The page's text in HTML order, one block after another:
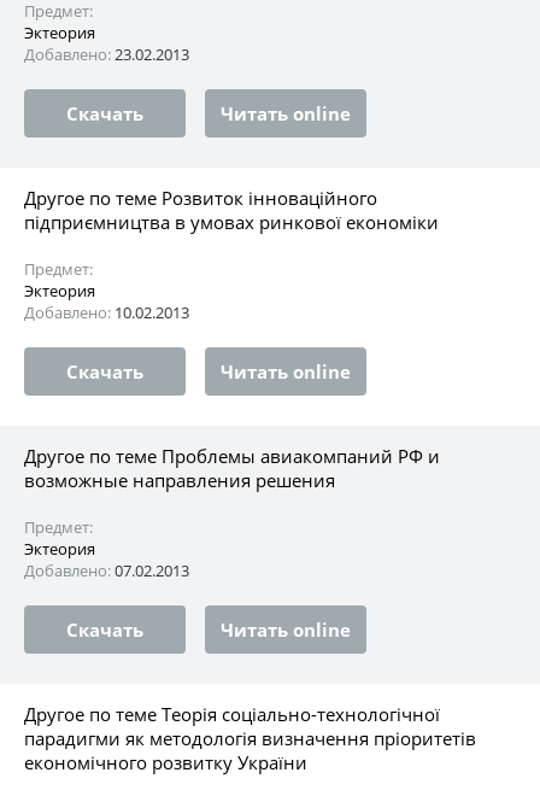
Предмет:
Эктеория
Добавлено:23.02.2013
Скачать Читать online
Другое по теме Розвиток інноваційного
підприємництва в умовах ринкової економіки
Предмет:
Эктеория
Добавлено: 10.02.2013
Скачать Читать online
Другое по теме Проблемы авиакомпаний РФ и
возможные направления решения
Предмет:
Эктеория
Добавлено:07.02.2013
Скачать Читать online
Другое по теме Теорія соціально-технологічної
парадигми як методологія визначення пріоритетів
економічного розвитку України